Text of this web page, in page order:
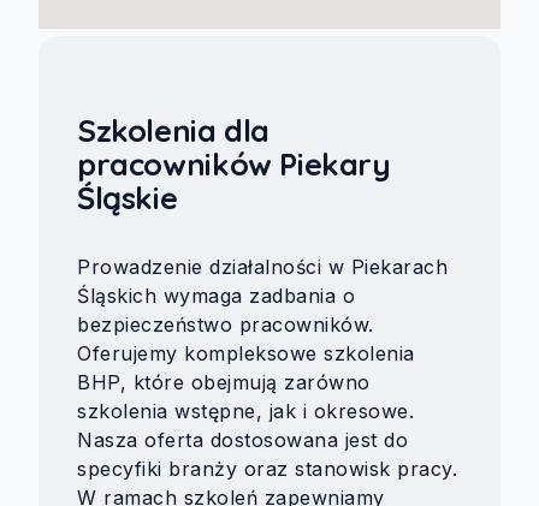
Szkolenia dla
pracowników Piekary
Śląskie
Prowadzenie działalności w Piekarach
Śląskich wymaga zadbania o
bezpieczeństwo pracowników.
Oferujemy kompleksowe szkolenia
BHP, które obejmują zarówno
szkolenia wstępne, jak i okresowe.
Nasza oferta dostosowana jest do
specyfiki branży oraz stanowisk pracy.
W ramach szkoleń zapewniamy